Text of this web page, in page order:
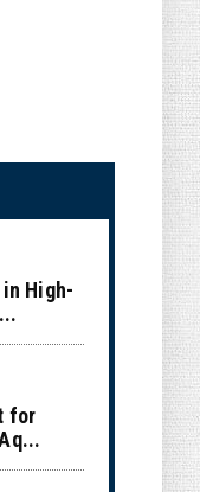
High-
for